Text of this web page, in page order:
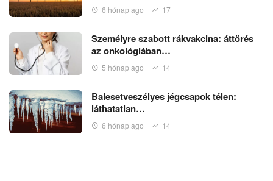
6 hónap ago 17
Személyre szabott rákvakcina: áttörés
az onkológiában…
5 hónap ago 14
Balesetveszélyes jégcsapok télen:
láthatatlan…
6 hónap ago 14